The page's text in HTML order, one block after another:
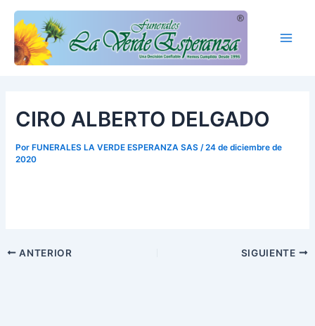
contenido
CIRO ALBERTO DELGADO
Por FUNERALES LA VERDE ESPERANZA SAS/24 de diciembre de
2020
ANTERIOR SIGUIENTE